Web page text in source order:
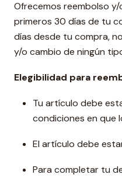
Ofrecemos reembolso
primeros 30 días de tu
días desde tu compra,
y/o cambio de ningún
Elegibilidad para
Tu artículo debe
condiciones en que
El artículo debe
Para completar tu